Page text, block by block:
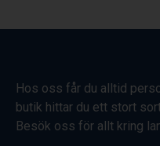
Hos oss får du alltid
butik hittar du ett stort
Besök oss för allt kring